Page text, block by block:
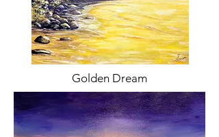
Golden Dream